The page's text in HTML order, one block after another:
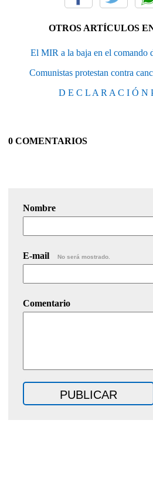
OTROS ARTÍCULOS
El MIR a la baja en el comando
Comunistas protestan contra
D E C L A R A C I Ó N
0 COMENTARIOS
Nombre
E-mail No será mostrado.
Comentario